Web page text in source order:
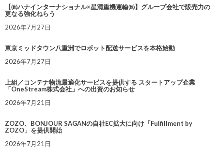
【㈱ハナインターナショナル×星清重機運輸㈱】グループ会社で販売力の
更なる強化ねらう
2026年7月27日
東京ミッドタウン八重洲でロボット配送サービスを本格始動
2026年7月27日
上組／コンテナ物流最適化サービスを提供する スタートアップ企業
「OneStream株式会社」への出資のお知らせ
2026年7月21日
ZOZO、BONJOUR SAGANの自社EC拡大に向け「Fulfillment by
ZOZO」を提供開始
2026年7月21日